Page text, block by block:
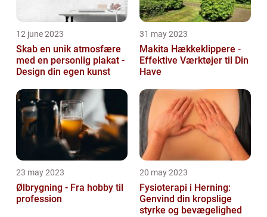
12 june 2023
Skab en unik atmosfære
med en personlig plakat -
Design din egen kunst
31 may 2023
Makita Hækkeklippere -
Effektive Værktøjer til Din
Have
23 may 2023
Ølbrygning - Fra hobby til
profession
20 may 2023
Fysioterapi i Herning:
Genvind din kropslige
styrke og bevægelighed